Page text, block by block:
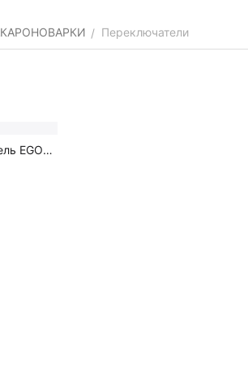
/ Переключатели
EGO